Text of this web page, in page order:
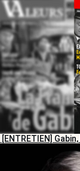
[ENTRETIEN]